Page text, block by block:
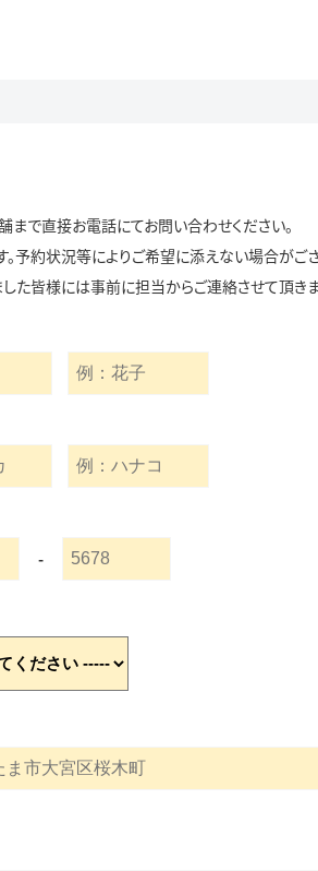
まで直接お電話にてお問い合わせください。
予約状況等によりご希望に添えない場合がござ
た皆様には事前に担当からご連絡させて頂きま
-